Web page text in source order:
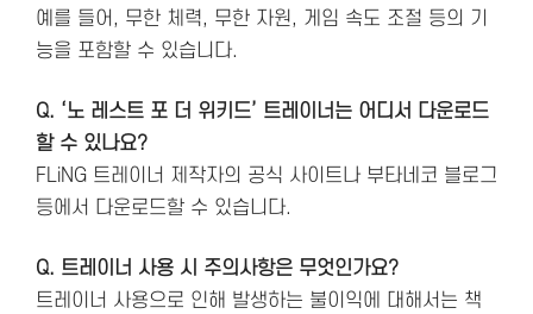
예를 들어, 무한 체력, 무한 자원, 게임 속도 조절 등의 기
능을 포함할 수 있습니다.
Q. ‘노 레스트 포 더 위키드’ 트레이너는 어디서 다운로드
할 수 있나요?
FLiNG 트레이너 제작자의 공식 사이트나 부타네코 블로그
등에서 다운로드할 수 있습니다.
Q. 트레이너 사용 시 주의사항은 무엇인가요?
트레이너 사용으로 인해 발생하는 불이익에 대해서는 책